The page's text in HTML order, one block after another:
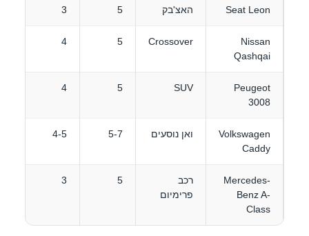
Seat Leon האצ'בק 5
3
Nissan
Qashqai
Crossover
5
4
Peugeot
3008
SUV
5
4
Volkswagen
Caddy
ואן נוסעים 5-7
4-5
Mercedes-
Benz A-
Class
רכב
פרימיום
5
3